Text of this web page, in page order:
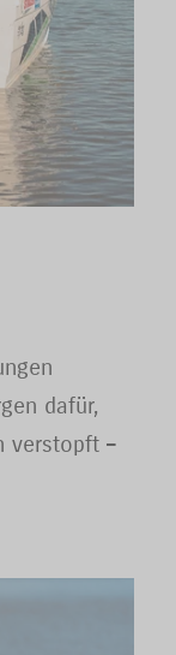
dafür,
verstopft –